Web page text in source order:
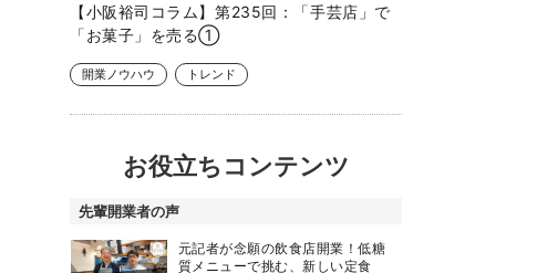
【小阪裕司コラム】第235回：「手芸店」で
「お菓子」を売る①
開業ノウハウ トレンド
お役立ちコンテンツ
先輩開業者の声
元記者が念願の飲食店開業！低糖
質メニューで挑む、新しい定食